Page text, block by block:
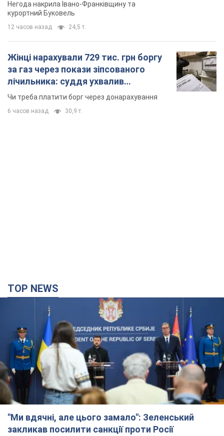
Негода накрила Івано-Франківщину та
курортний Буковель
12 часов назад 24,5 т.
Жінці нарахували 729 тис. грн боргу
за газ через покази зіпсованого
лічильника: суддя ухвалив
неочікуване рішення
Чи треба платити борг через донарахування
6 часов назад 30,9 т.
TOP NEWS
"Ми вдячні, але цього замало": Зеленський
закликав посилити санкції проти Росії